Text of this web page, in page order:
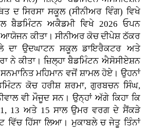
ਦ ਸਿਰਸਾ ਸਕੂਲ (ਸੀਨੀਅਰ ਵਿੰਗ) ਵਿਖੇ
ਬੈਡਮਿੰਟਨ ਅਕੈਡਮੀ ਵਿਖੇ 2026 ਓਪਨ
ਆਯੋਜਨ ਕੀਤਾ। ਸੀਨੀਅਰ ਕੋਚ ਦੀਪੇਸ਼ ਠੱਕਰ
ਦਾ ਉਦਘਾਟਨ ਸਕੂਲ ਡਾਇਰੈਕਟਰ ਅਤੇ
ਨੇ ਕੀਤਾ। ਜ਼ਿਲ੍ਹਾ ਬੈਡਮਿੰਟਨ ਐਸੋਸੀਏਸ਼ਨ
ਮਹਿਮਾਨ ਵਜੋਂ ਸ਼ਾਮਲ ਹੋਏ। ਉਹਨਾਂ
ਕੋਚ ਹਰੀਸ਼ ਸ਼ਰਮਾ, ਗੁਰਬਚਨ ਸਿੰਘ,
ਵੀ ਮੌਜੂਦ ਸਨ। ਉਨ੍ਹਾਂ ਅੱਗੇ ਕਿਹਾ ਕਿ
13 ਅਤੇ 15 ਸਾਲ ਉਮਰ ਵਰਗ ਦੇ ਸੈਂਕੜੇ
ਵਿੱਚ ਹਿੱਸਾ ਲਿਆ। ਮੁਕਾਬਲੇ ਚ ਜੇਤੂ ਤਿੰਨਾਂ